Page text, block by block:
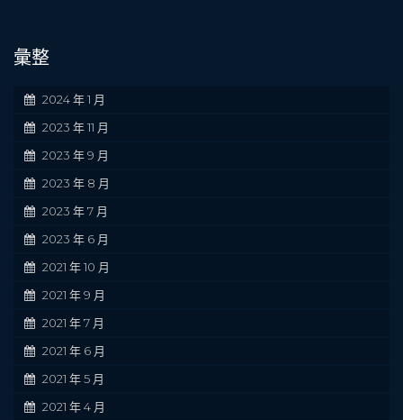
彙整
2024 年 1 月
2023 年 11 月
2023 年 9 月
2023 年 8 月
2023 年 7 月
2023 年 6 月
2021 年 10 月
2021 年 9 月
2021 年 7 月
2021 年 6 月
2021 年 5 月
2021 年 4 月